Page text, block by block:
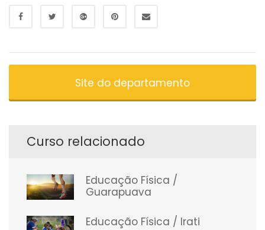
Site do departamento
Curso relacionado
Educação Física /
Guarapuava
Educação Física / Irati